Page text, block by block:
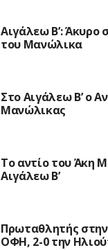
Αιγάλεω Β’: Άκυρο
του Μανώλικα
Στο Αιγάλεω Β’ ο
Μανώλικας
Το αντίο του Άκη
Αιγάλεω Β’
Πρωταθλητής
ΟΦΗ, 2-0 την